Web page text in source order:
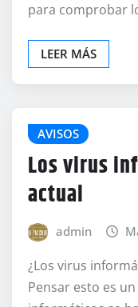
para comprobar
LEER MÁS
AVISOS
Los virus
actual
admin
¿Los virus
Pensar esto es